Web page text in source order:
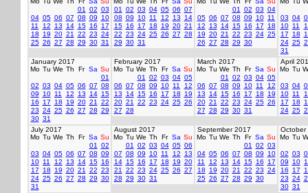
01
02 03
04 05 06 07 08 09
10
11
12 13 14 15 16
17
18
19 20 21 22 23 24
25 26 27 28 29 30 31
01
02 03 04 05 06 07
08 09 10 11 12 13
14
15 16 17 18 19 20 21
22 23 24 25 26 27 28
29 30 31
01
02 03 04
05 06 07 08 09 10 11
12
13 14 15 16 17
18
19 20 21 22 23 24 25
26 27 28 29 30
03 04
10 11
17
18
24 25
31
January 2017
Mo Tu We Th Fr Sa Su
01
02 03 04 05 06 07 08
09
10 11 12 13 14 15
16
17 18 19 20 21
22
23 24 25 26 27 28 29
30 31
February 2017
Mo Tu We Th Fr Sa Su
01
02 03 04 05
06 07 08 09 10 11
12
13
14 15 16 17 18
19
20 21 22 23 24 25 26
27 28
March 2017
Mo Tu We Th Fr Sa Su
01
02 03 04 05
06 07 08 09 10 11
12
13
14 15 16 17 18
19
20 21 22 23 24 25 26
27 28 29 30 31
April
Mo Tu
03 04
10 11
17
18
24 25
July 2017
Mo Tu We Th Fr Sa Su
01
02
03 04 05 06 07 08 09
10 11 12 13 14 15 16
17
18 19 20 21 22 23
24 25 26 27 28 29 30
31
August 2017
Mo Tu We Th Fr Sa Su
01
02 03 04 05 06
07 08 09 10 11 12
13
14 15 16 17 18 19 20
21
22 23 24 25 26 27
28 29 30 31
September 2017
Mo Tu We Th Fr Sa Su
01
02 03
04 05 06 07 08 09
10
11
12 13 14 15 16
17
18
19 20 21 22 23 24
25 26 27 28 29 30
October
Mo Tu
02 03
09
10
16
17
23 24
30 31